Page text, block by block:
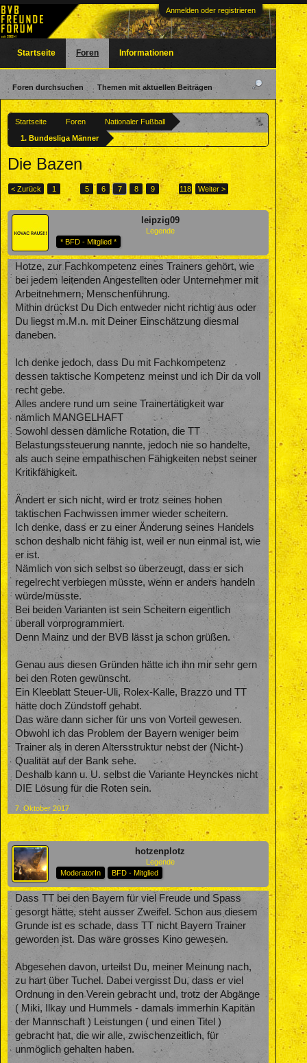
Anmelden oder registrieren
Startseite Foren
Nationaler Fußball
1. Bundesliga Männer
Die Bazen
< Zurück 1 ← 5 6 7 8 9 → 118 Weiter >
leipzig09
Legende
* BFD - Mitglied *
Hotze, zur Fachkompetenz eines Trainers gehört, wie
bei jedem leitenden Angestellten oder Unternehmer mit
Arbeitnehmern, Menschenführung.
Mithin drückst Du Dich entweder nicht richtig aus oder
Du liegst m.M.n. mit Deiner Einschätzung diesmal
daneben.
Ich denke jedoch, dass Du mit Fachkompetenz
dessen taktische Kompetenz meinst und ich Dir da voll
recht gebe.
Alles andere rund um seine Trainertätigkeit war
nämlich MANGELHAFT
Sowohl dessen dämliche Rotation, die TT
Belastungssteuerung nannte, jedoch nie so handelte,
als auch seine empathischen Fähigkeiten nebst seiner
Kritikfähigkeit.
Ändert er sich nicht, wird er trotz seines hohen
taktischen Fachwissen immer wieder scheitern.
Ich denke, dass er zu einer Änderung seines Handels
schon deshalb nicht fähig ist, weil er nun einmal ist, wie
er ist.
Nämlich von sich selbst so überzeugt, dass er sich
regelrecht verbiegen müsste, wenn er anders handeln
würde/müsste.
Bei beiden Varianten ist sein Scheitern eigentlich
überall vorprogrammiert.
Denn Mainz und der BVB lässt ja schon grüßen.
Genau aus diesen Gründen hätte ich ihn mir sehr gern
bei den Roten gewünscht.
Ein Kleeblatt Steuer-Uli, Rolex-Kalle, Brazzo und TT
hätte doch Zündstoff gehabt.
Das wäre dann sicher für uns von Vorteil gewesen.
Obwohl ich das Problem der Bayern weniger beim
Trainer als in deren Altersstruktur nebst der (Nicht-)
Qualität auf der Bank sehe.
Deshalb kann u. U. selbst die Variante Heynckes nicht
DIE Lösung für die Roten sein.
7. Oktober 2017
hotzenplotz
Legende
ModeratorIn
BFD - Mitglied
Dass TT bei den Bayern für viel Freude und Spass
gesorgt hätte, steht ausser Zweifel. Schon aus diesem
Grunde ist es schade, dass TT nicht Bayern Trainer
geworden ist. Das wäre grosses Kino gewesen.
Abgesehen davon, urteilst Du, meiner Meinung nach,
zu hart über Tuchel. Dabei vergisst Du, dass er viel
Ordnung in den Verein gebracht und, trotz der Abgänge
( Miki, Ilkay und Hummels - damals immerhin Kapitän
der Mannschaft ) Leistungen ( und einen Titel )
gebracht hat, die wir alle, zwischenzeitlich, für
unmöglich gehalten haben.
Startseite Foren
Foren durchsuchen Themen mit aktuellen Beiträgen
Informationen